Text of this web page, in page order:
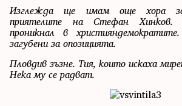
Изглежда ще имам още хора
приятелите на Стефан
проникнал в
загубени за опозицията.
Пловдив зъзне. Тия, които искаха
Нека му се радват.